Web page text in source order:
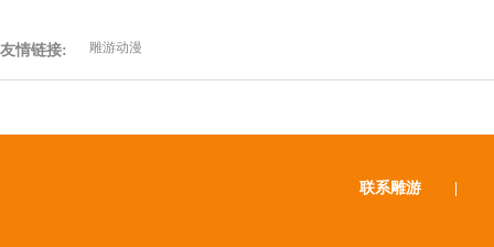
友情链接: 雕游动漫
联系雕游